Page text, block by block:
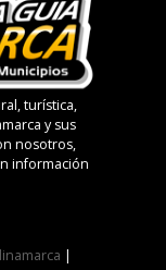
turística,
y sus
nosotros,
información
|